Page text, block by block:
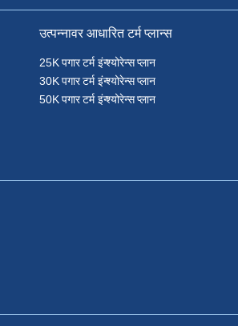
उत्पन्नावर आधारित टर्म प्लान्स
25K पगार टर्म इंन्श्योरेन्स प्लान
30K पगार टर्म इंन्श्योरेन्स प्लान
50K पगार टर्म इंन्श्योरेन्स प्लान